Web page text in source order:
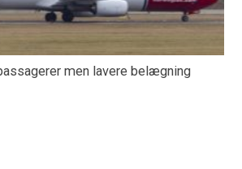
men lavere belægning